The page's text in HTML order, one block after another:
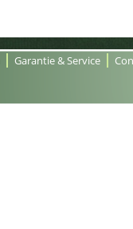
Garantie & Service